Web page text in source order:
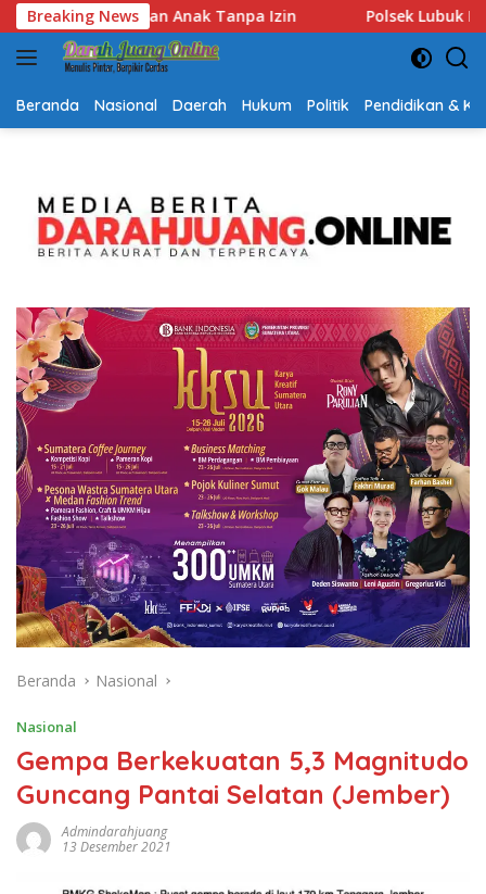
Langsung
ke
konten
Breaking News
Polsek Lubuk Baja Amankan Dua Tersangka Beserta 74
Beranda Nasional Daerah Hukum Politik Pendidikan &
Beranda Nasional
Nasional
Gempa Berkekuatan 5,3 Magnitudo
Guncang Pantai Selatan (Jember)
Admindarahjuang
13 Desember 2021